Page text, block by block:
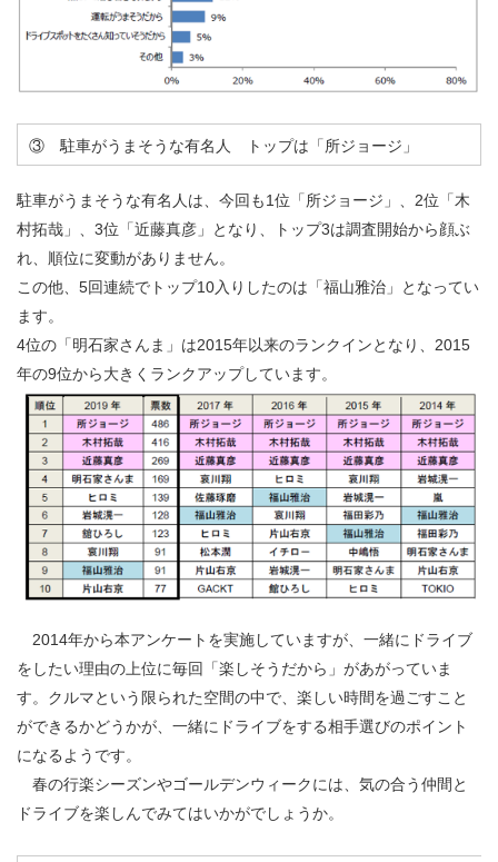
③ 駐車がうまそうな有名人 トップは「所ジョージ」
駐車がうまそうな有名人は、今回も1位「所ジョージ」、2位「木
村拓哉」、3位「近藤真彦」となり、トップ3は調査開始から顔ぶ
れ、順位に変動がありません。
この他、5回連続でトップ10入りしたのは「福山雅治」となってい
ます。
4位の「明石家さんま」は2015年以来のランクインとなり、2015
年の9位から大きくランクアップしています。
2014年から本アンケートを実施していますが、一緒にドライブ
をしたい理由の上位に毎回「楽しそうだから」があがっていま
す。クルマという限られた空間の中で、楽しい時間を過ごすこと
ができるかどうかが、一緒にドライブをする相手選びのポイント
になるようです。
春の行楽シーズンやゴールデンウィークには、気の合う仲間と
ドライブを楽しんでみてはいかがでしょうか。